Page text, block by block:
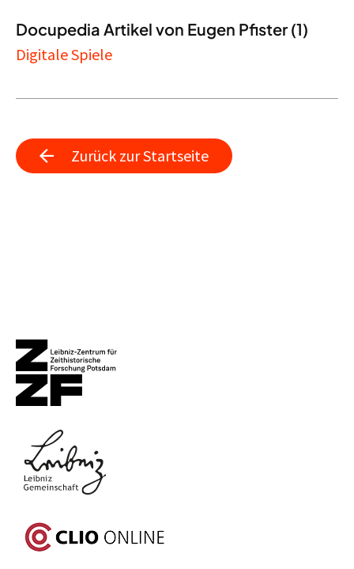
Docupedia Artikel von Eugen Pfister (1)
Digitale Spiele
Zurück zur Startseite